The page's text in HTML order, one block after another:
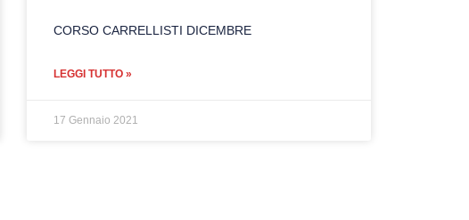
CORSO CARRELLISTI DICEMBRE
LEGGI TUTTO »
17 Gennaio 2021